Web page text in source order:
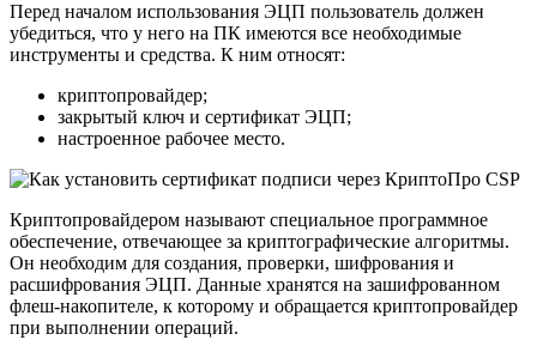
Перед началом использования ЭЦП пользователь должен
убедиться, что у него на ПК имеются все необходимые
инструменты и средства. К ним относят:
криптопровайдер;
закрытый ключ и сертификат ЭЦП;
настроенное рабочее место.
Криптопровайдером называют специальное программное
обеспечение, отвечающее за криптографические алгоритмы.
Он необходим для создания, проверки, шифрования и
расшифрования ЭЦП. Данные хранятся на зашифрованном
флеш-накопителе, к которому и обращается криптопровайдер
при выполнении операций.